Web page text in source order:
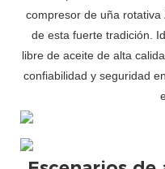
compresor de uña
de esta fuerte tradición.
libre de aceite de alta
confiabilidad y seguridad